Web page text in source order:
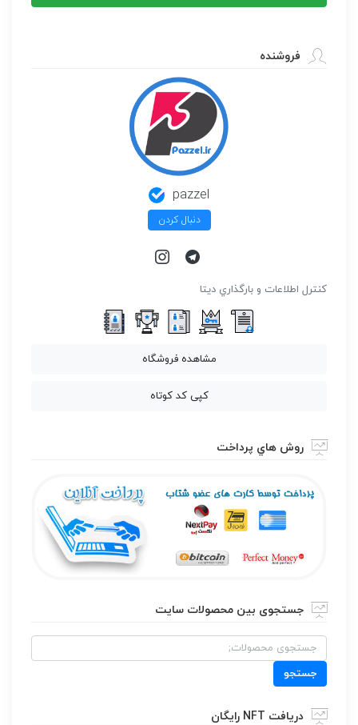
عدد
فروشنده
pazzel
دنبال کردن
كنترل اطلاعات و بارگذاري ديتا
مشاهده فروشگاه
کپی کد کوتاه
روش هاي پرداخت
جستجوی بین محصولات سایت
جستجو
برای:
جستجو
دریافت NFT رایگان